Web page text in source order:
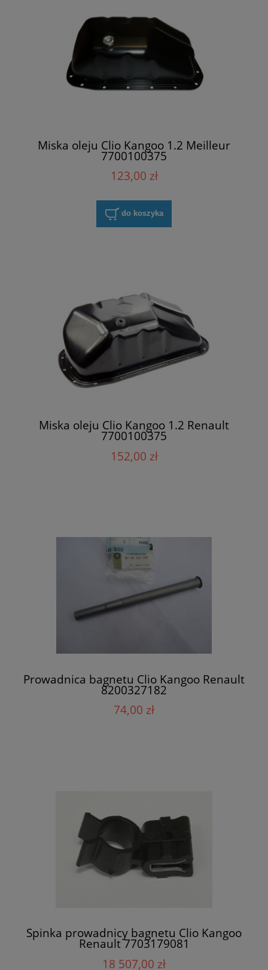
Miska oleju Clio Kangoo 1.2 Meilleur
7700100375
123,00 zł
do koszyka
Miska oleju Clio Kangoo 1.2 Renault
7700100375
152,00 zł
Prowadnica bagnetu Clio Kangoo Renault
8200327182
74,00 zł
Spinka prowadnicy bagnetu Clio Kangoo
Renault 7703179081
18 507,00 zł